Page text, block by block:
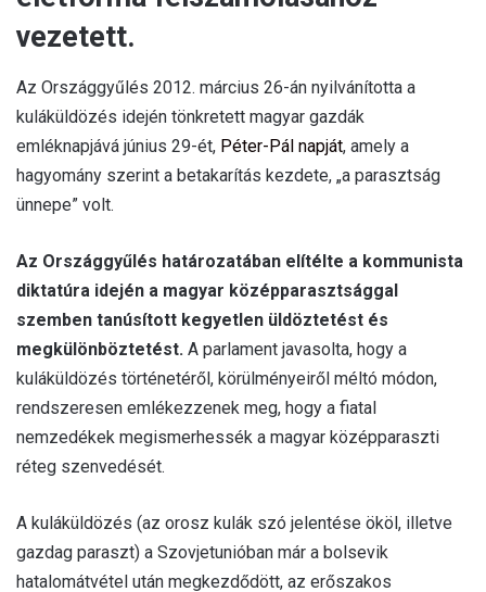
vezetett.
Az Országgyűlés 2012. március 26-án nyilvánította a
kuláküldözés idején tönkretett magyar gazdák
emléknapjává június 29-ét, Péter-Pál napját, amely a
hagyomány szerint a betakarítás kezdete, „a parasztság
ünnepe” volt.
Az Országgyűlés határozatában elítélte a kommunista
diktatúra idején a magyar középparasztsággal
szemben tanúsított kegyetlen üldöztetést és
megkülönböztetést. A parlament javasolta, hogy a
kuláküldözés történetéről, körülményeiről méltó módon,
rendszeresen emlékezzenek meg, hogy a fiatal
nemzedékek megismerhessék a magyar középparaszti
réteg szenvedését.
A kuláküldözés (az orosz kulák szó jelentése ököl, illetve
gazdag paraszt) a Szovjetunióban már a bolsevik
hatalomátvétel után megkezdődött, az erőszakos